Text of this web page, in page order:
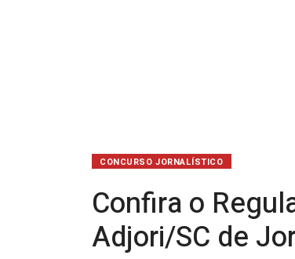
CONCURSO JORNALÍSTICO
Confira o
Adjori/SC de